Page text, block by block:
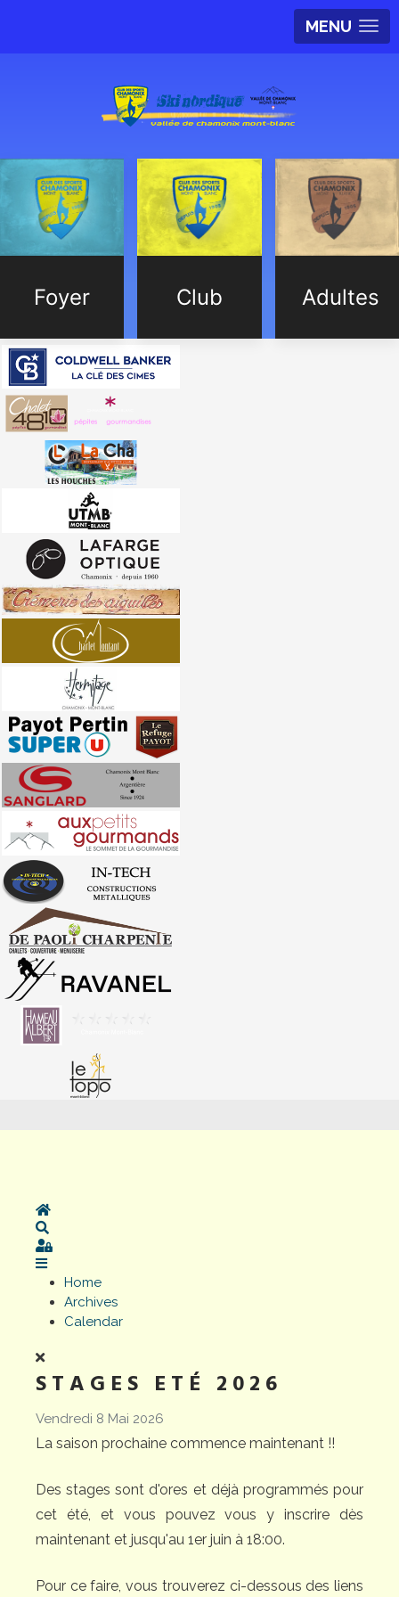
MENU
Foyer Club Adultes
Home
Sign In
Home
Archives
Calendar
STAGES ETÉ 2026
Vendredi 8 Mai 2026
La saison prochaine commence maintenant !!
Des stages sont d'ores et déjà programmés pour
cet été, et vous pouvez vous y inscrire dès
maintenant et jusqu'au 1er juin à 18:00.
Pour ce faire, vous trouverez ci-dessous des liens